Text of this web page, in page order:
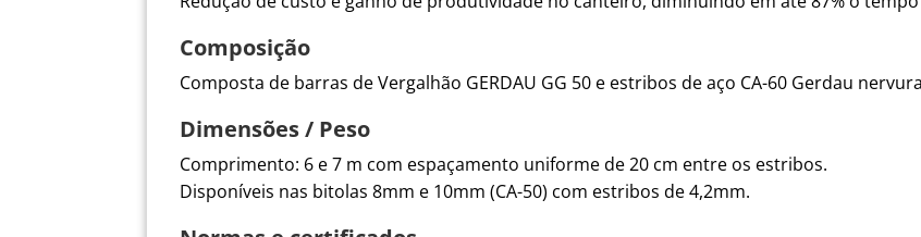
Composição
Composta de barras de Vergalhão GERDAU GG 50 e estribos de aço CA-60 Gerdau
Dimensões / Peso
Comprimento: 6 e 7 m com espaçamento uniforme de 20 cm entre os estribos.
Disponíveis nas bitolas 8mm e 10mm (CA-50) com estribos de 4,2mm.